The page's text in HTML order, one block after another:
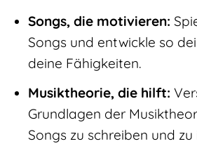
Songs, die motivieren:
Songs und entwickle so
deine Fähigkeiten.
Musiktheorie, die hilft:
Grundlagen der
Songs zu schreiben und